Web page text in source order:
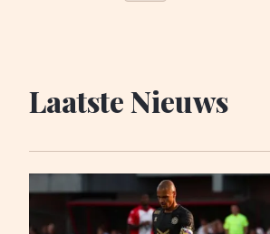
Laatste Nieuws